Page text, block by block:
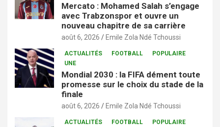
Mercato : Mohamed Salah s’engage
avec Trabzonspor et ouvre un
nouveau chapitre de sa carrière
août 6, 2026 Emile Zola Ndé Tchoussi
ACTUALITÉS FOOTBALL
POPULAIRE
UNE
Mondial 2030 : la FIFA dément toute
promesse sur le choix du stade de la
finale
août 6, 2026 Emile Zola Ndé Tchoussi
ACTUALITÉS FOOTBALL
POPULAIRE